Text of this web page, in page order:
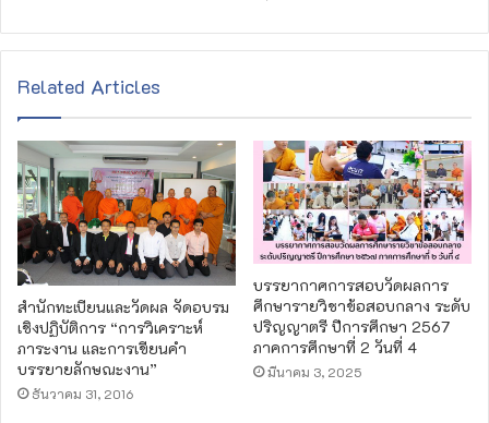
Related Articles
สำนักทะเบียนและวัดผล จัดอบรม
เชิงปฏิบัติการ “การวิเคราะห์
ภาระงาน และการเขียนคำ
บรรยายลักษณะงาน”
ธันวาคม 31, 2016
บรรยากาศการสอบวัดผลการ
ศึกษารายวิชาข้อสอบกลาง ระดับ
ปริญญาตรี ปีการศึกษา 2567
ภาคการศึกษาที่ 2 วันที่ 4
มีนาคม 3, 2025